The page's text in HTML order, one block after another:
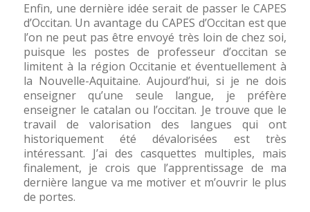
Enfin, une dernière idée serait de passer le CAPES
d’Occitan. Un avantage du CAPES d’Occitan est que
l’on ne peut pas être envoyé très loin de chez soi,
puisque les postes de professeur d’occitan se
limitent à la région Occitanie et éventuellement à
la Nouvelle-Aquitaine. Aujourd’hui, si je ne dois
enseigner qu’une seule langue, je préfère
enseigner le catalan ou l’occitan. Je trouve que le
travail de valorisation des langues qui ont
historiquement été dévalorisées est très
intéressant. J’ai des casquettes multiples, mais
finalement, je crois que l’apprentissage de ma
dernière langue va me motiver et m’ouvrir le plus
de portes.